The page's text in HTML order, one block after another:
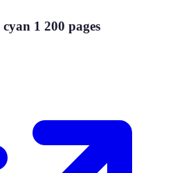
1 200 pages